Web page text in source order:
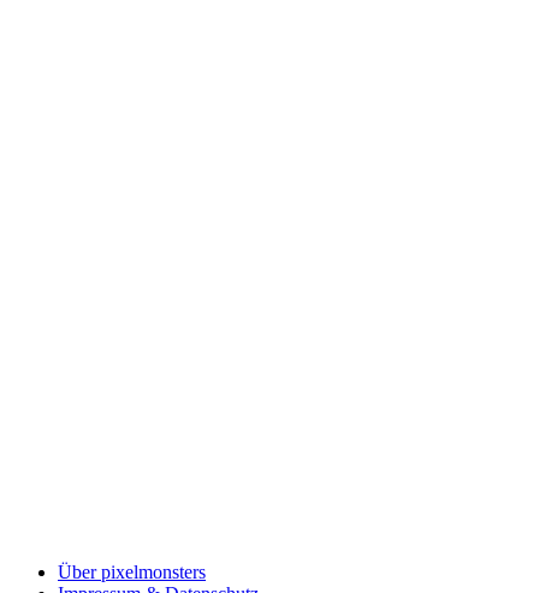
Über pixelmonsters